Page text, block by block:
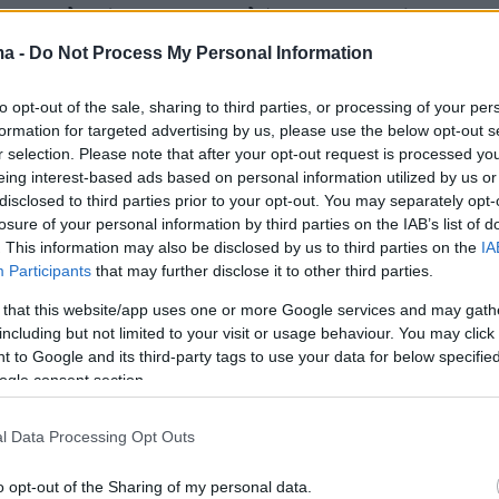
- Do Not Process My Personal Information
opt-out of the sale, sharing to third parties, or processing of your
for targeted advertising by us, please use the below opt-out
selection. Please note that after your opt-out request is processed
interest-based ads based on personal information utilized by us
to third parties prior to your opt-out. You may separately
of your personal information by third parties on the IAB’s list of
This information may also be disclosed by us to third parties on the
Participants that may further disclose it to other third parties.
that this website/app uses one or more Google services and may
but not limited to your visit or usage behaviour. You may
to Google and its third-party tags to use your data for below
consent section.
Data Processing Opt Outs
opt-out of the Sharing of my personal data.
αιτιολογία της προφυλάκισης αναφέρεται
ο κίνδυνος επανάληψης των πράξεων.
διερεύνησης της υπόθεσης από τον Όμιλο
Χάφελαντ, διαπιστώθηκε ότι είχε παραβιαστεί
ματιών», της υποχρεωτικής δηλαδή
ατόμων κατά τη διάρκεια της παιδιατρικής
κατηγορίες κλονίζουν την εμπιστοσύνη των
οικογενειών τους», παραδέχθηκε ο
Ομίλου Μάικ Λεσνάου.